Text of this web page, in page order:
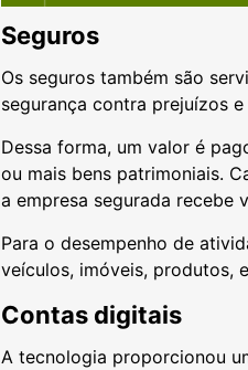
Seguros
Os seguros também são
segurança contra prejuízos
Dessa forma, um valor é
ou mais bens patrimoniais.
a empresa segurada recebe
Para o desempenho de
veículos, imóveis, produtos,
Contas digitais
A tecnologia proporcionou